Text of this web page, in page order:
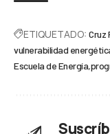
ETIQUETADO: Cruz
vulnerabilidad
Escuela de Energía